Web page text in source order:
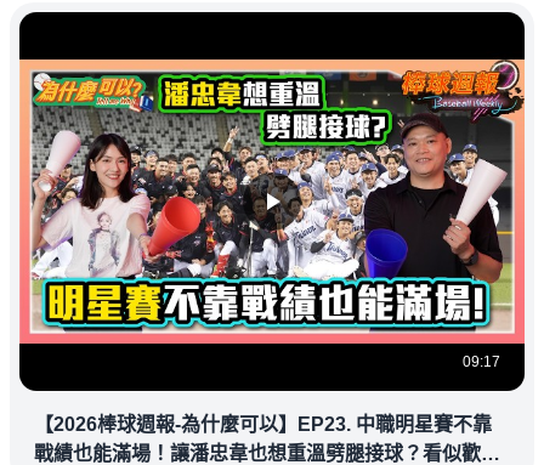
09:17
【2026棒球週報-為什麼可以】EP23. 中職明星賽不靠
戰績也能滿場！讓潘忠韋也想重溫劈腿接球？看似歡樂